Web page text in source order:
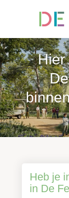
Hier
Heb je
in De